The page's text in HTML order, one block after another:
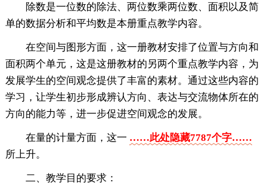
除数是一位数的除法、两位数乘两位数、面积以及简
单的数据分析和平均数是本册重点教学内容。
在空间与图形方面，这一册教材安排了位置与方向和
面积两个单元，这是这册教材的另两个重点教学内容，为
发展学生的空间观念提供了丰富的素材。通过这些内容的
学习，让学生初步形成辨认方向、表达与交流物体所在的
方向的能力等，进一步促进空间观念的发展。
在量的计量方面，这一 ……此处隐藏7787个字……
所上升。
二、教学目的要求：